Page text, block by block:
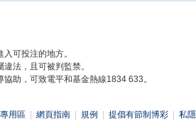
可投注的地方。
法，且可被判監禁。
助，可致電平和基金熱線1834 633。
用區 網頁指南 規例 提倡有節制博彩 私